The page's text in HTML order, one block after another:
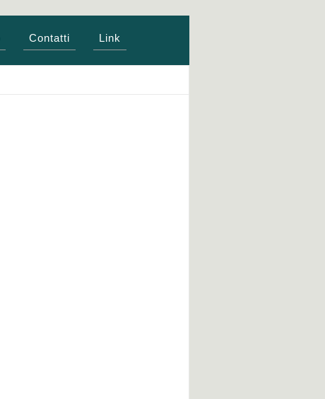
Contatti Link